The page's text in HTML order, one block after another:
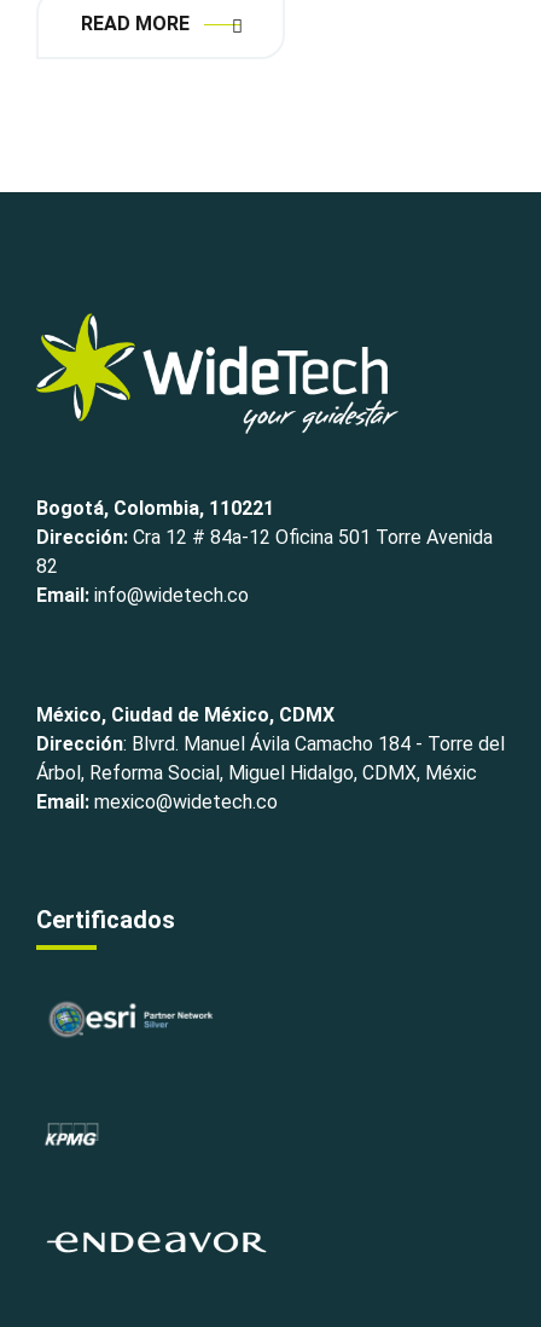
READ MORE
Bogotá, Colombia, 110221
Dirección: Cra 12 # 84a-12 Oficina 501 Torre Avenida
82
Email: info@widetech.co
México, Ciudad de México, CDMX
Dirección: Blvrd. Manuel Ávila Camacho 184 - Torre del
Árbol, Reforma Social, Miguel Hidalgo, CDMX, Méxic
Email: mexico@widetech.co
Certificados